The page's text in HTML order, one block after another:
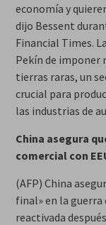
economía y
dijo Bessent
Financial Times.
Pekín de imponer
tierras raras, un
crucial para
las industrias de
China asegura
comercial con
(AFP) China
final» en la guerra
reactivada